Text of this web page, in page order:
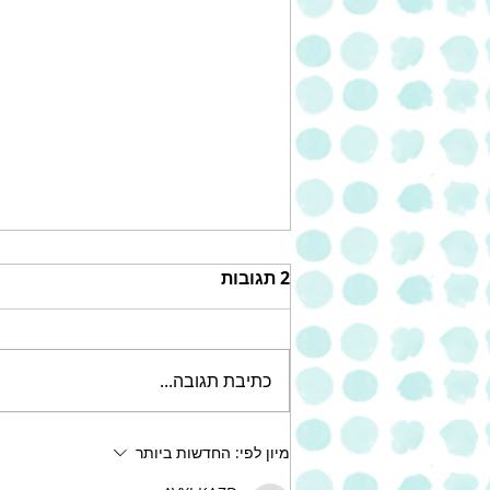
עוגת שוקולד צ'יפס עשירה של
2 תגובות
כתיבת תגובה...
מיון לפי: החדשות ביותר